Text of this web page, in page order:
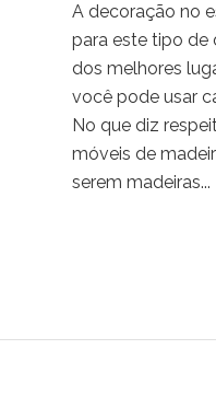
A decoração no
para este tipo de
dos melhores
você pode usar
No que diz
móveis de
serem madeiras...